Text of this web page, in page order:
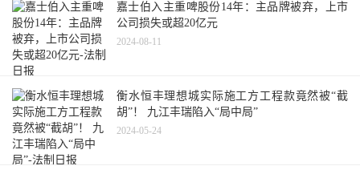
嘉士伯入主重啤股份14年：主品牌被弃，上市
公司损失或超20亿元
2024-08-11
衡水恒丰理想城实际施工方工程款竟然被“截
胡”！ 九江丰瑞陷入“局中局”
2024-05-24